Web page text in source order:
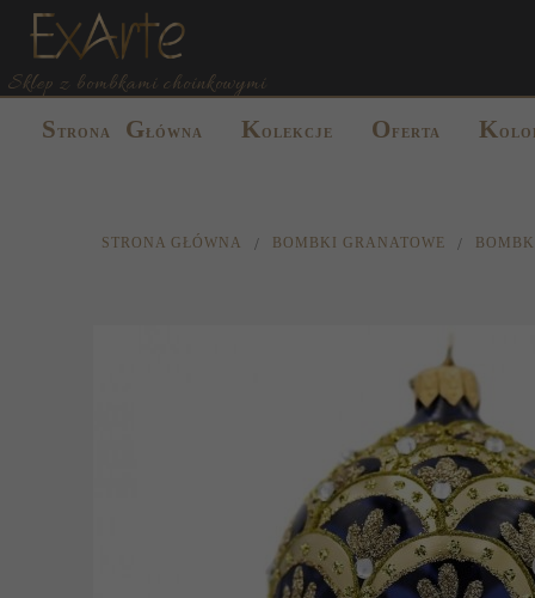
Sklep z bombkami choinkowymi
STRONA GŁÓWNA K OLEKCJE O FERTA K
STRONA GŁÓWNA BOMBKI GRANATOWE